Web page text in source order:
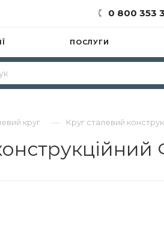
0 800 353
ПОСЛУГИ
круг — Круг сталевий